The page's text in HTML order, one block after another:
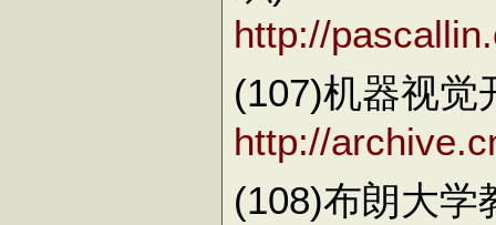
http://
(107)机器视觉
http://
(108)布朗大学